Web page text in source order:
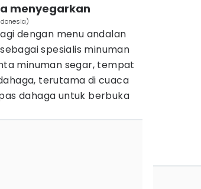
menyegarkan
dengan menu andalan
spesialis minuman
minuman segar, tempat
terutama di cuaca
dahaga untuk berbuka